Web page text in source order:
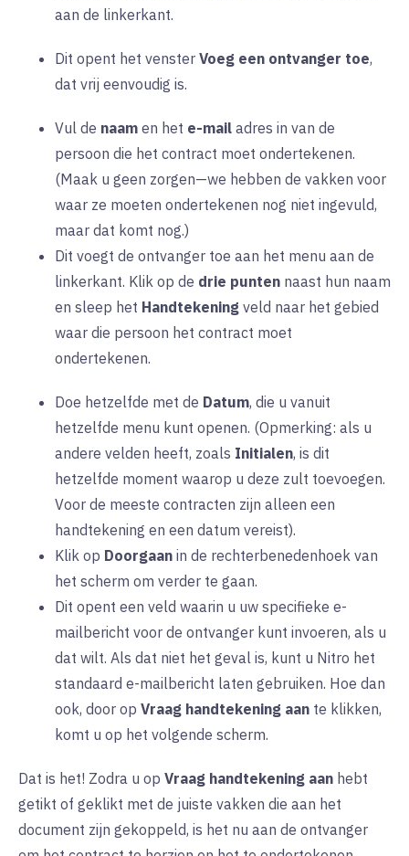
aan de linkerkant.
Dit opent het venster Voeg een ontvanger toe,
dat vrij eenvoudig is.
Vul de naam en het e-mail adres in van de
persoon die het contract moet ondertekenen.
(Maak u geen zorgen—we hebben de vakken voor
waar ze moeten ondertekenen nog niet ingevuld,
maar dat komt nog.)
Dit voegt de ontvanger toe aan het menu aan de
linkerkant. Klik op de drie punten naast hun naam
en sleep het Handtekening veld naar het gebied
waar die persoon het contract moet
ondertekenen.
Doe hetzelfde met de Datum, die u vanuit
hetzelfde menu kunt openen. (Opmerking: als u
andere velden heeft, zoals Initialen, is dit
hetzelfde moment waarop u deze zult toevoegen.
Voor de meeste contracten zijn alleen een
handtekening en een datum vereist).
Klik op Doorgaan in de rechterbenedenhoek van
het scherm om verder te gaan.
Dit opent een veld waarin u uw specifieke e-
mailbericht voor de ontvanger kunt invoeren, als u
dat wilt. Als dat niet het geval is, kunt u Nitro het
standaard e-mailbericht laten gebruiken. Hoe dan
ook, door op Vraag handtekening aan te klikken,
komt u op het volgende scherm.
Dat is het! Zodra u op Vraag handtekening aan hebt
getikt of geklikt met de juiste vakken die aan het
document zijn gekoppeld, is het nu aan de ontvanger